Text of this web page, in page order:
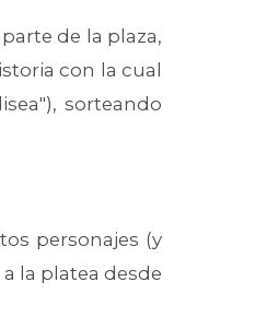
de la plaza,
con la cual
sorteando
personajes (y
la platea desde